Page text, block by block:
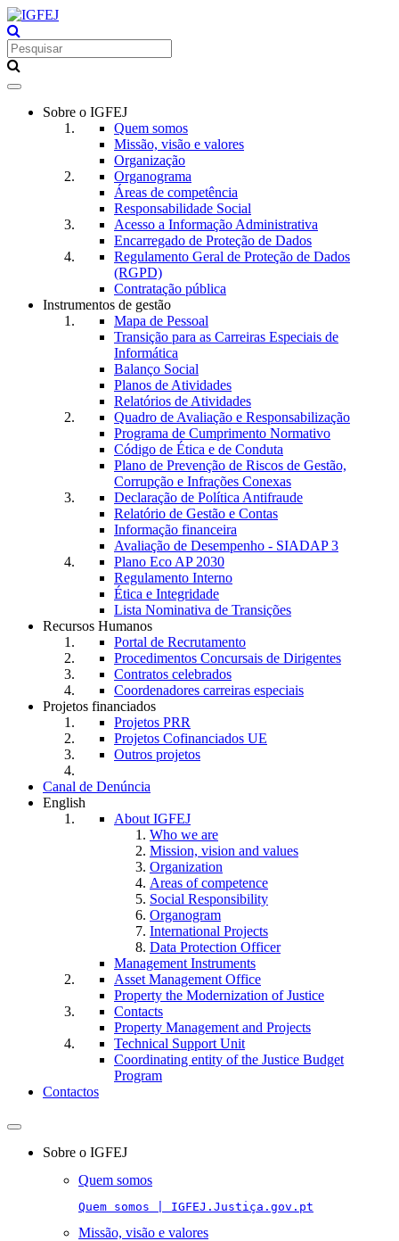
Toggle
navigationSobre o IGFEJ
Quem somos
Missão, visão e valores
Organização
Organograma
Áreas de competência
Responsabilidade Social
Acesso a Informação Administrativa
Encarregado de Proteção de Dados
Regulamento Geral de Proteção de Dados
(RGPD)
Contratação pública
Instrumentos de gestão
Mapa de Pessoal
Transição para as Carreiras Especiais de
Informática
Balanço Social
Planos de Atividades
Relatórios de Atividades
Quadro de Avaliação e Responsabilização
Programa de Cumprimento Normativo
Código de Ética e de Conduta
Plano de Prevenção de Riscos de Gestão,
Corrupção e Infrações Conexas
Declaração de Política Antifraude
Relatório de Gestão e Contas
Informação financeira
Avaliação de Desempenho - SIADAP 3
Plano Eco AP 2030
Regulamento Interno
Ética e Integridade
Lista Nominativa de Transições
Recursos Humanos
Portal de Recrutamento
Procedimentos Concursais de Dirigentes
Contratos celebrados
Coordenadores carreiras especiais
Projetos financiados
Projetos PRR
Projetos Cofinanciados UE
Outros projetos
Canal de Denúncia
English
About IGFEJ
Who we are
Mission, vision and values
Organization
Areas of competence
Social Responsibility
Organogram
International Projects
Data Protection Officer
Management Instruments
Asset Management Office
Property the Modernization of Justice
Contacts
Property Management and Projects
Technical Support Unit
Coordinating entity of the Justice Budget
Program
Contactos
Toggle
navigationSobre o IGFEJ
Quem somos
Quem somos | IGFEJ.Justiça.gov.pt
Missão, visão e valores